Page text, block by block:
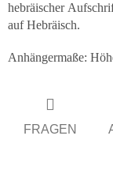
hebräischer
auf Hebräisch.
Anhängermaße:
FRAGEN